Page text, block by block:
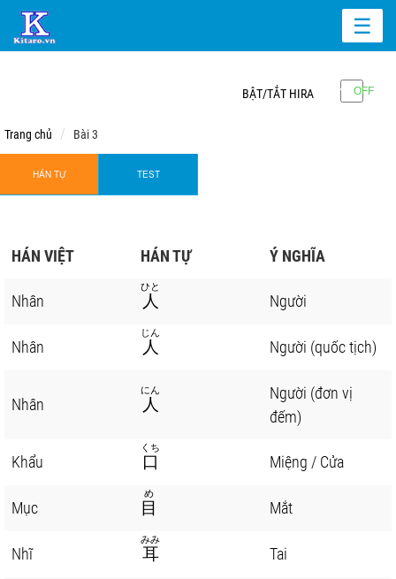
☰
BẬT/TẮT HIRA
Trang chủ Bài 3
HÁN TỰ TEST
HÁN VIỆT HÁN TỰ Ý NGHĨA
Nhân 人
ひと
Người
Nhân 人
じん
Người (quốc tịch)
Nhân 人
にん
Người (đơn vị
đếm)
Khẩu 口
くち
Miệng / Cửa
Mục 目
め
Mắt
Nhĩ 耳
みみ
Tai